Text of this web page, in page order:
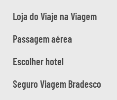
Loja do Viaje na Viagem
Passagem aérea
Escolher hotel
Seguro Viagem Bradesco